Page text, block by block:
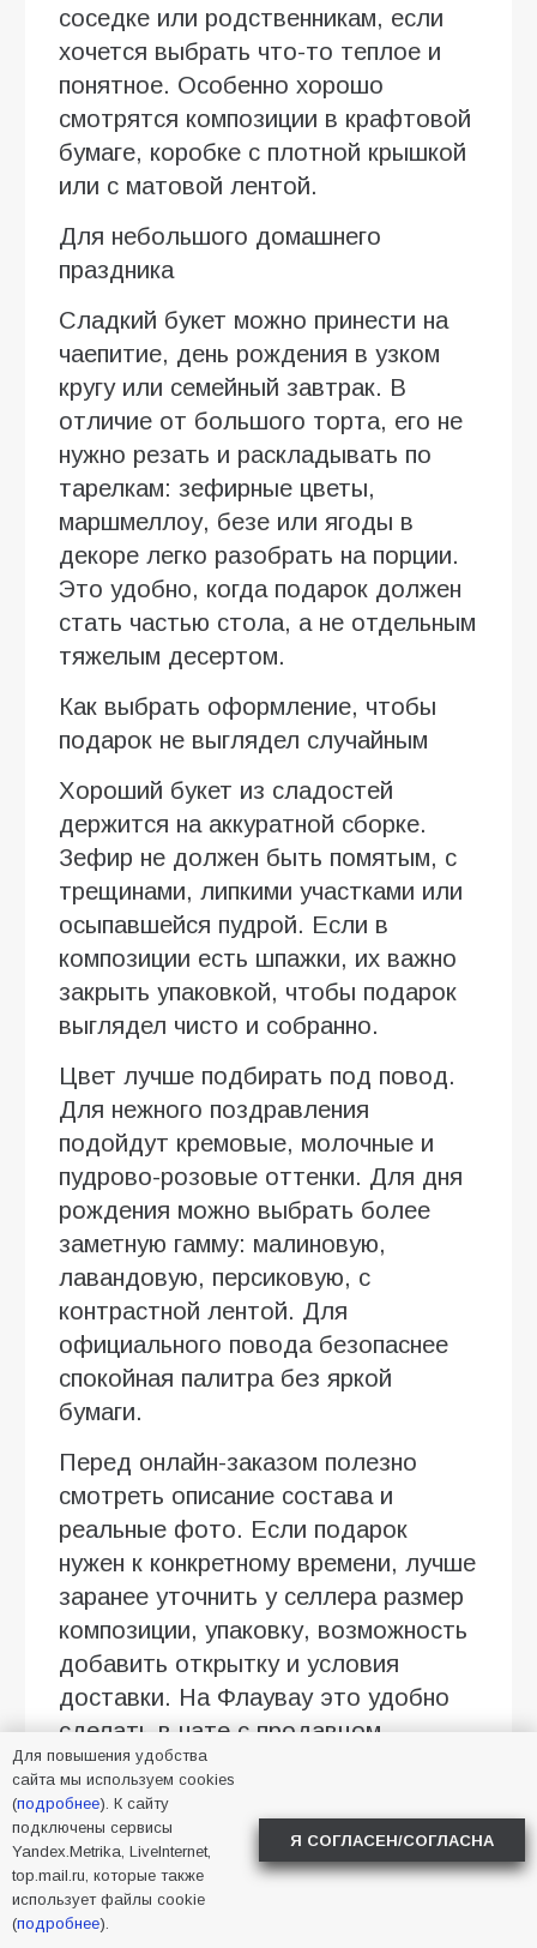
соседке или родственникам, если
хочется выбрать что-то теплое и
понятное. Особенно хорошо
смотрятся композиции в крафтовой
бумаге, коробке с плотной крышкой
или с матовой лентой.
Для небольшого домашнего
праздника
Сладкий букет можно принести на
чаепитие, день рождения в узком
кругу или семейный завтрак. В
отличие от большого торта, его не
нужно резать и раскладывать по
тарелкам: зефирные цветы,
маршмеллоу, безе или ягоды в
декоре легко разобрать на порции.
Это удобно, когда подарок должен
стать частью стола, а не отдельным
тяжелым десертом.
Как выбрать оформление, чтобы
подарок не выглядел случайным
Хороший букет из сладостей
держится на аккуратной сборке.
Зефир не должен быть помятым, с
трещинами, липкими участками или
осыпавшейся пудрой. Если в
композиции есть шпажки, их важно
закрыть упаковкой, чтобы подарок
выглядел чисто и собранно.
Цвет лучше подбирать под повод.
Для нежного поздравления
подойдут кремовые, молочные и
пудрово-розовые оттенки. Для дня
рождения можно выбрать более
заметную гамму: малиновую,
лавандовую, персиковую, с
контрастной лентой. Для
официального повода безопаснее
спокойная палитра без яркой
бумаги.
Перед онлайн-заказом полезно
смотреть описание состава и
реальные фото. Если подарок
нужен к конкретному времени, лучше
заранее уточнить у селлера размер
композиции, упаковку, возможность
добавить открытку и условия
доставки. На Флаувау это удобно
сделать в чате с продавцом.
Когда дарить такой подарок
Букет из зефира уместен там, где
хочется мягкого, дружелюбного
жеста: на день рождения, 8 Марта,
День учителя, новоселье, в
Для повышения удобства
сайта мы используем cookies
(подробнее). К сайту
подключены сервисы
Yandex.Metrika, LiveInternet,
top.mail.ru, которые также
использует файлы cookie
(подробнее).
Я СОГЛАСЕН/СОГЛАСНА